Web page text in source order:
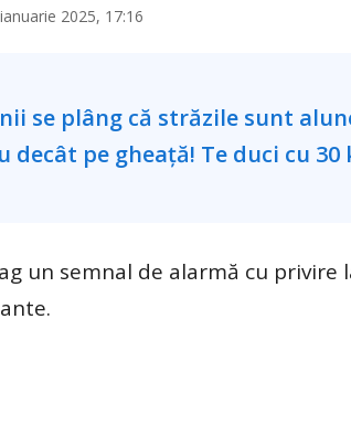
2025, 17:16
un semnal de alarmă cu